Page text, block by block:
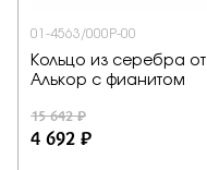
01-4563/000Р-00
Кольцо из серебра от
Алькор с фианитом
15 642 ₽
4 692 ₽